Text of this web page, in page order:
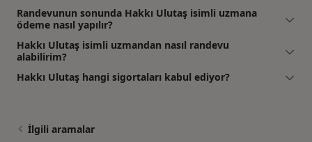
Randevunun sonunda Hakkı Ulutaş isimli uzmana
ödeme nasıl yapılır?
Hakkı Ulutaş isimli uzmandan nasıl randevu
alabilirim?
Hakkı Ulutaş hangi sigortaları kabul ediyor?
İlgili aramalar